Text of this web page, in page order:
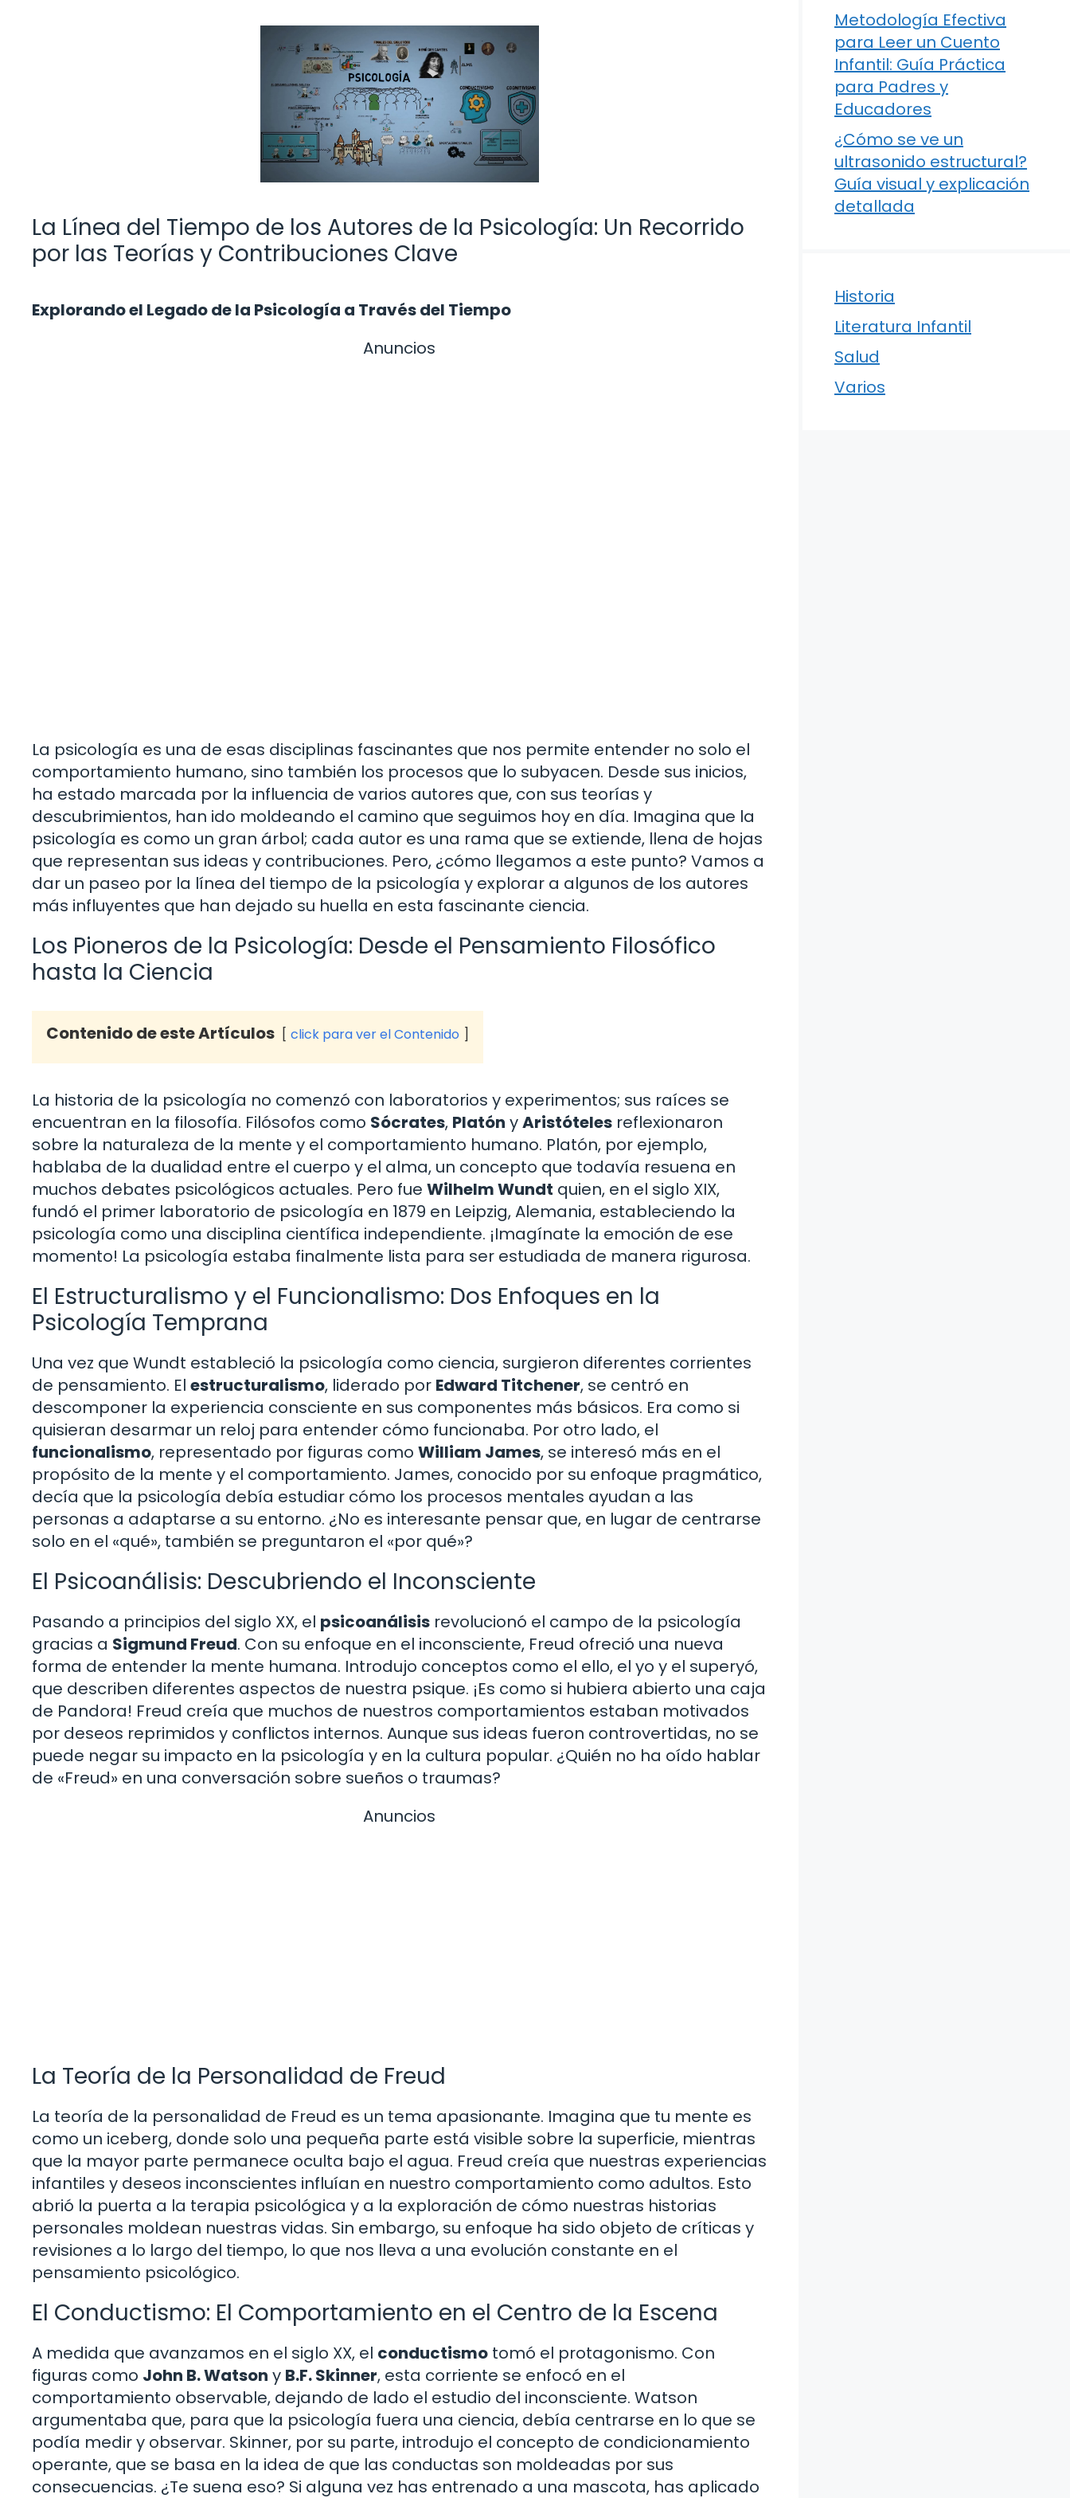
La Línea del Tiempo de los Autores de la Psicología: Un Recorrido
por las Teorías y Contribuciones Clave
Explorando el Legado de la Psicología a Través del Tiempo
Anuncios
La psicología es una de esas disciplinas fascinantes que nos permite entender no solo el
comportamiento humano, sino también los procesos que lo subyacen. Desde sus inicios,
ha estado marcada por la influencia de varios autores que, con sus teorías y
descubrimientos, han ido moldeando el camino que seguimos hoy en día. Imagina que la
psicología es como un gran árbol; cada autor es una rama que se extiende, llena de hojas
que representan sus ideas y contribuciones. Pero, ¿cómo llegamos a este punto? Vamos a
dar un paseo por la línea del tiempo de la psicología y explorar a algunos de los autores
más influyentes que han dejado su huella en esta fascinante ciencia.
Los Pioneros de la Psicología: Desde el Pensamiento Filosófico
hasta la Ciencia
Contenido de este Artículos click para ver el Contenido
La historia de la psicología no comenzó con laboratorios y experimentos; sus raíces se
encuentran en la filosofía. Filósofos como Sócrates, Platón yAristóteles reflexionaron
sobre la naturaleza de la mente y el comportamiento humano. Platón, por ejemplo,
hablaba de la dualidad entre el cuerpo y el alma, un concepto que todavía resuena en
muchos debates psicológicos actuales. Pero fue Wilhelm Wundt quien, en el siglo XIX,
fundó el primer laboratorio de psicología en 1879 en Leipzig, Alemania, estableciendo la
psicología como una disciplina científica independiente. ¡Imagínate la emoción de ese
momento! La psicología estaba finalmente lista para ser estudiada de manera rigurosa.
El Estructuralismo y el Funcionalismo: Dos Enfoques en la
Psicología Temprana
Una vez que Wundt estableció la psicología como ciencia, surgieron diferentes corrientes
de pensamiento. El estructuralismo, liderado por Edward Titchener, se centró en
descomponer la experiencia consciente en sus componentes más básicos. Era como si
quisieran desarmar un reloj para entender cómo funcionaba. Por otro lado, el
funcionalismo, representado por figuras como William James, se interesó más en el
propósito de la mente y el comportamiento. James, conocido por su enfoque pragmático,
decía que la psicología debía estudiar cómo los procesos mentales ayudan a las
personas a adaptarse a su entorno. ¿No es interesante pensar que, en lugar de centrarse
solo en el «qué», también se preguntaron el «por qué»?
El Psicoanálisis: Descubriendo el Inconsciente
Pasando a principios del siglo XX, el psicoanálisis revolucionó el campo de la psicología
gracias a Sigmund Freud. Con su enfoque en el inconsciente, Freud ofreció una nueva
forma de entender la mente humana. Introdujo conceptos como el ello, el yo y el superyó,
que describen diferentes aspectos de nuestra psique. ¡Es como si hubiera abierto una caja
de Pandora! Freud creía que muchos de nuestros comportamientos estaban motivados
por deseos reprimidos y conflictos internos. Aunque sus ideas fueron controvertidas, no se
puede negar su impacto en la psicología y en la cultura popular. ¿Quién no ha oído hablar
de «Freud» en una conversación sobre sueños o traumas?
Anuncios
La Teoría de la Personalidad de Freud
La teoría de la personalidad de Freud es un tema apasionante. Imagina que tu mente es
como un iceberg, donde solo una pequeña parte está visible sobre la superficie, mientras
que la mayor parte permanece oculta bajo el agua. Freud creía que nuestras experiencias
infantiles y deseos inconscientes influían en nuestro comportamiento como adultos. Esto
abrió la puerta a la terapia psicológica y a la exploración de cómo nuestras historias
personales moldean nuestras vidas. Sin embargo, su enfoque ha sido objeto de críticas y
revisiones a lo largo del tiempo, lo que nos lleva a una evolución constante en el
pensamiento psicológico.
El Conductismo: El Comportamiento en el Centro de la Escena
A medida que avanzamos en el siglo XX, el conductismo tomó el protagonismo. Con
figuras como John B. Watson y B.F. Skinner, esta corriente se enfocó en el
comportamiento observable, dejando de lado el estudio del inconsciente. Watson
argumentaba que, para que la psicología fuera una ciencia, debía centrarse en lo que se
podía medir y observar. Skinner, por su parte, introdujo el concepto de condicionamiento
operante, que se basa en la idea de que las conductas son moldeadas por sus
consecuencias. ¿Te suena eso? Si alguna vez has entrenado a una mascota, has aplicado
Metodología Efectiva
para Leer un Cuento
Infantil: Guía Práctica
para Padres y
Educadores
¿Cómo se ve un
ultrasonido estructural?
Guía visual y explicación
detallada
Historia
Literatura Infantil
Salud
Varios